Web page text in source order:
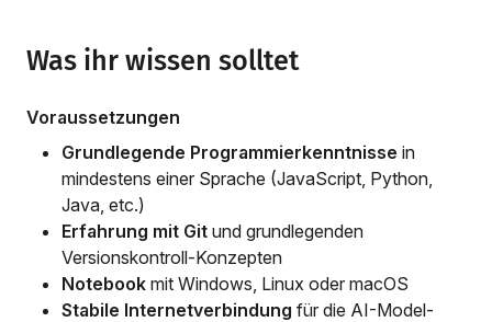
Was ihr wissen solltet
Voraussetzungen
Grundlegende Programmierkenntnisse in
mindestens einer Sprache (JavaScript, Python,
Java, etc.)
Erfahrung mit Git und grundlegenden
Versionskontroll-Konzepten
Notebook mit Windows, Linux oder macOS
Stabile Internetverbindung für die AI-Model-